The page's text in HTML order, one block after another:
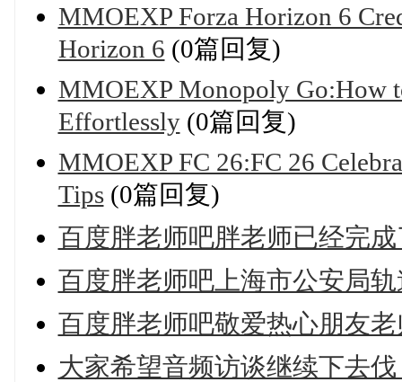
MMOEXP Forza Horizon 6
Horizon 6 (0篇回复)
MMOEXP Monopoly Go:How
Effortlessly(0篇回复)
MMOEXP FC 26:FC 26
Tips(0篇回复)
百度胖老师吧胖老师已经完
百度胖老师吧上海市公安局
百度胖老师吧敬爱热心朋友
大家希望音频访谈继续下去伐